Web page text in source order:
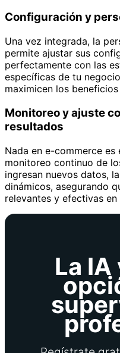
Configuración y
Una vez integrada, la
permite ajustar sus
perfectamente con las
específicas de tu
maximicen los
Monitoreo y ajuste
resultados
Nada en e-commerce
monitoreo continuo de
ingresan nuevos datos,
dinámicos, asegurando
relevantes y efectivas
La IA